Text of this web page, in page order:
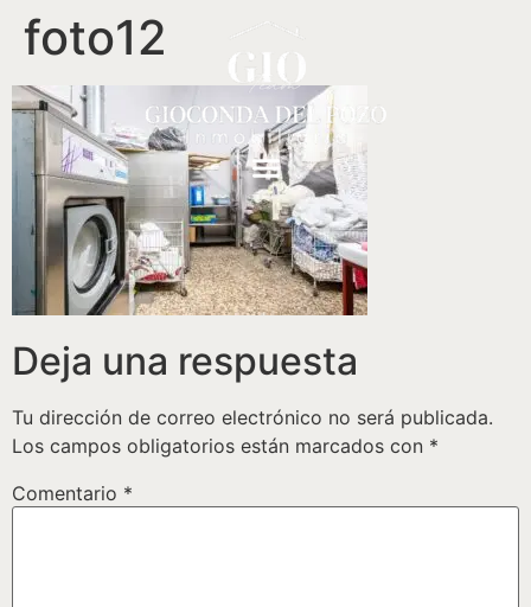
foto12
Deja una respuesta
Tu dirección de correo electrónico no será publicada.
Los campos obligatorios están marcados con *
Comentario *